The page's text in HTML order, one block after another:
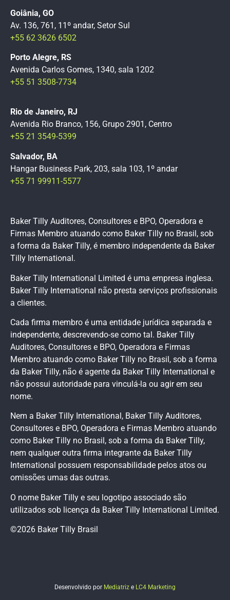
Goiânia, GO
Av. 136, 761, 11º andar, Setor Sul
+55 62 3626 6502
Porto Alegre, RS
Avenida Carlos Gomes, 1340, sala 1202
+55 51 3508-7734
Rio de Janeiro, RJ
Avenida Rio Branco, 156, Grupo 2901, Centro
+55 21 3549-5399
Salvador, BA
Hangar Business Park, 203, sala 103, 1º andar
+55 71 99911-5577
Baker Tilly Auditores, Consultores e BPO, Operadora e
Firmas Membro atuando como Baker Tilly no Brasil, sob
a forma da Baker Tilly, é membro independente da Baker
Tilly International.
Baker Tilly International Limited é uma empresa inglesa.
Baker Tilly International não presta serviços profissionais
a clientes.
Cada firma membro é uma entidade jurídica separada e
independente, descrevendo-se como tal. Baker Tilly
Auditores, Consultores e BPO, Operadora e Firmas
Membro atuando como Baker Tilly no Brasil, sob a forma
da Baker Tilly, não é agente da Baker Tilly International e
não possui autoridade para vinculá-la ou agir em seu
nome.
Nem a Baker Tilly International, Baker Tilly Auditores,
Consultores e BPO, Operadora e Firmas Membro atuando
como Baker Tilly no Brasil, sob a forma da Baker Tilly,
nem qualquer outra firma integrante da Baker Tilly
International possuem responsabilidade pelos atos ou
omissões umas das outras.
O nome Baker Tilly e seu logotipo associado são
utilizados sob licença da Baker Tilly International Limited.
©2026 Baker Tilly Brasil
Desenvolvido por Mediatriz e LC4 Marketing